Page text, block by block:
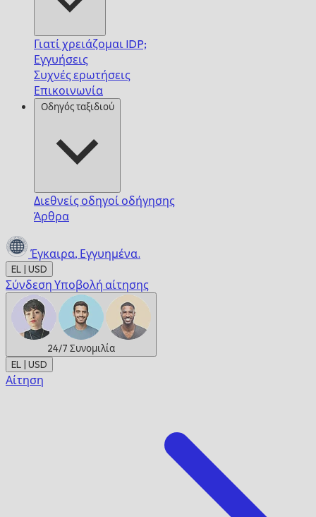
Γιατί χρειάζομαι IDP;
Εγγυήσεις
Συχνές ερωτήσεις
Επικοινωνία
Οδηγός ταξιδιού
Διεθνείς οδηγοί οδήγησης
Άρθρα
Έγκαιρα, Εγγυημένα.
EL | USD
Σύνδεση Υποβολή αίτησης
24/7 Συνομιλία
EL | USD
Αίτηση